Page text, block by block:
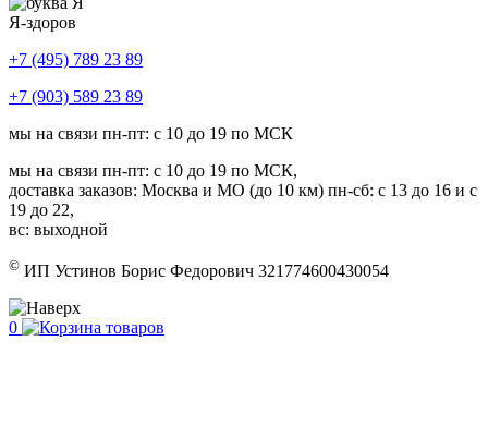
Я-здоров
+7 (495) 789 23 89
+7 (903) 589 23 89
мы на связи пн-пт: с 10 до 19 по МСК
мы на связи пн-пт: с 10 до 19 по МСК,
доставка заказов: Москва и МО (до 10 км) пн-сб: с 13 до 16 и с
19 до 22,
вс: выходной
© ИП Устинов Борис Федорович 321774600430054
0